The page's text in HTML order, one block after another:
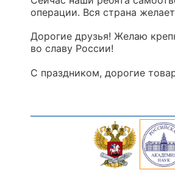
операции. Вся страна
Дорогие друзья! Желаю
во славу России!
С праздником, дорогие